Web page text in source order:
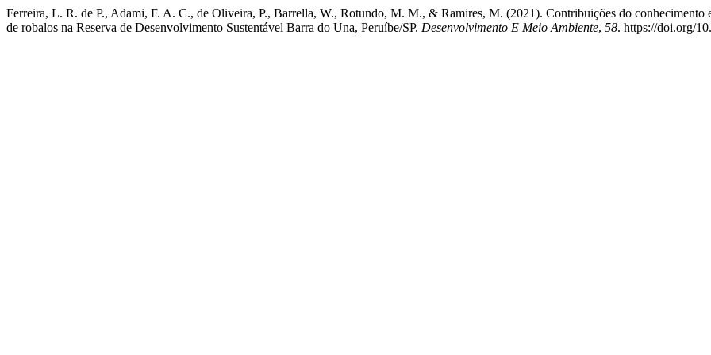
Ferreira, L. R. de P., Adami, F. A. C., de Oliveira, P., Barrella, W., Rotundo, M. M., & Ramires, M. (2021). Contribuições do conhecimento
de robalos na Reserva de Desenvolvimento Sustentável Barra do Una, Peruíbe/SP. Desenvolvimento E Meio Ambiente, 58. https://doi.org/